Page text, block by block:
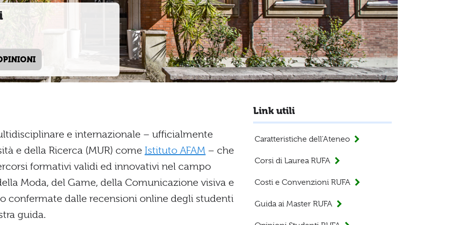
e internazionale – ufficialmente
e della Ricerca (MUR) come Istituto AFAM – che
formativi validi ed innovativi nel campo
Moda, del Game, della Comunicazione visiva e
confermate dalle recensioni online degli studenti
guida.
Link utili
Caratteristiche dell'Ateneo
Corsi di Laurea RUFA
Costi e Convenzioni RUFA
Guida ai Master RUFA